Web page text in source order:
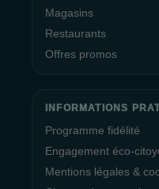
Magasins
Restaurants
Offres promos
INFORMATIONS
Programme fidélité
Engagement éco-
Mentions légales &